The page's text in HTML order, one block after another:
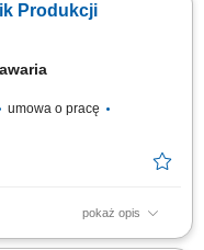
i obróbki
prac. Utrzymywanie
Produkcji
umowa o pracę
pokaż opis
z prefabrykatów